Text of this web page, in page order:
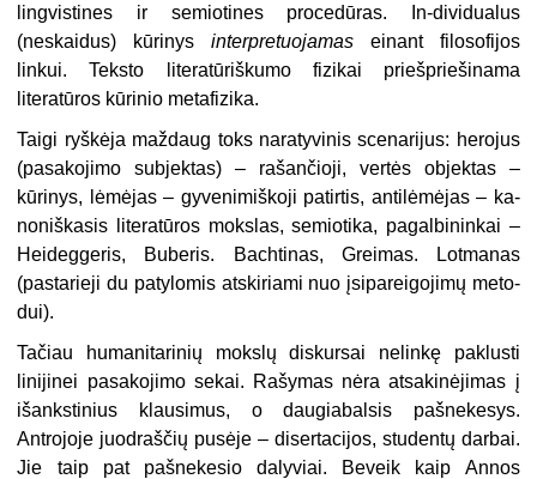
lingvistines ir semiotines procedū­ras. In-dividualus
(neskaidus) kū­rinys interpretuojamas einant filoso­fijos
linkui. Teksto literatūriškumo fizikai priešpriešinama
literatūros kūrinio metafizika.
Taigi ryškėja maždaug toks nara­tyvinis scenarijus: herojus
(pasako­jimo subjektas) – rašančioji, vertės objektas –
kūrinys, lėmėjas – gyve­nimiškoji patirtis, antilėmėjas – ka­
noniškasis literatūros mokslas, se­miotika, pagalbininkai –
Heideggeris, Buberis. Bachtinas, Greimas. Lotmanas
(pastarieji du patylomis atskiriami nuo įsipareigojimų meto­
dui).
Tačiau humanitarinių mokslų dis­kursai nelinkę paklusti
linijinei pa­sakojimo sekai. Rašymas nėra at­sakinėjimas į
išankstinius klausi­mus, o daugiabalsis pašnekesys.
Antrojoje juodraščių pusėje – diser­tacijos, studentų darbai.
Jie taip pat pašnekesio dalyviai. Beveik kaip Annos